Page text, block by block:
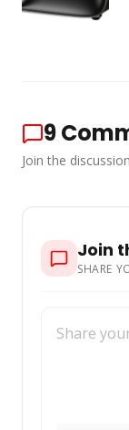
9
Join the
Join
SHARE